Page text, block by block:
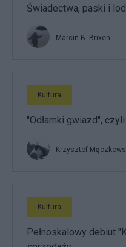
Świadectwa, paski i
Marcin B. Brixen
Kultura
"Odłamki gwiazd",
Krzysztof
Kultura
Pełnoskalowy debiut